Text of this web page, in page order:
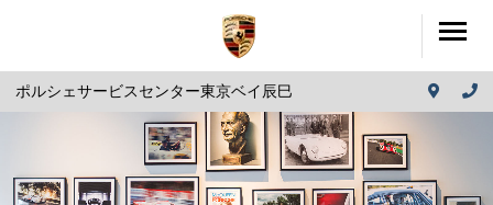
ポルシェサービスセンター東京ベイ辰巳